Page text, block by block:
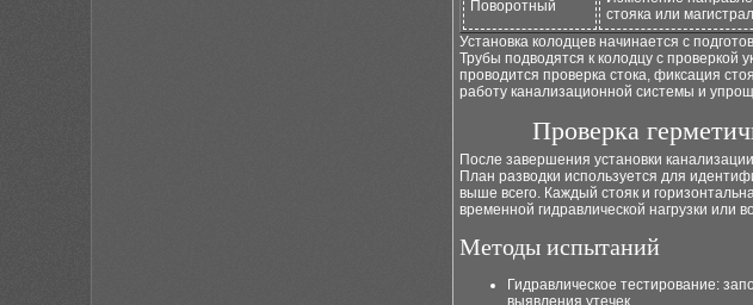
Поворотный
стояка или
Установка колодцев начинается с
Трубы подводятся к колодцу с проверкой
проводится проверка стока, фиксация
работу канализационной системы и
Проверка
После завершения установки
План разводки используется для
выше всего. Каждый стояк и
временной гидравлической нагрузки или
Методы испытаний
Гидравлическое тестирование:
выявления утечек.